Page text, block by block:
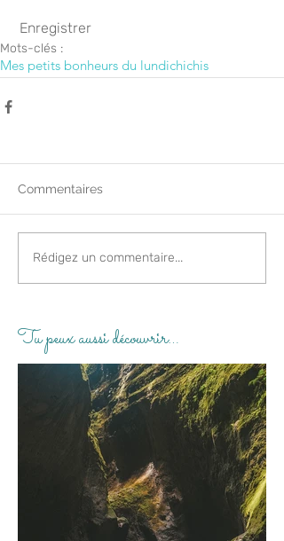
Enregistrer
Mots-clés :
Mes petits bonheurs du lundichichis
Commentaires
Rédigez un commentaire...
Tu peux aussi découvrir…